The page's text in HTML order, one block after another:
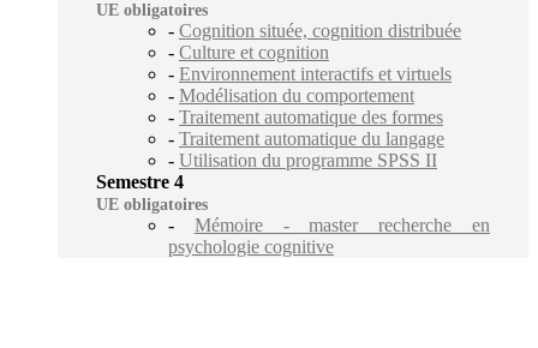
UE obligatoires
- Cognition située, cognition distribuée
- Culture et cognition
- Environnement interactifs et virtuels
- Modélisation du comportement
- Traitement automatique des formes
- Traitement automatique du langage
- Utilisation du programme SPSS II
Semestre 4
UE obligatoires
- Mémoire - master recherche en
psychologie cognitive